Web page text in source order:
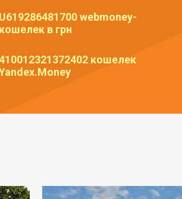
U619286481700 webmoney-
кошелек в грн
кошелек